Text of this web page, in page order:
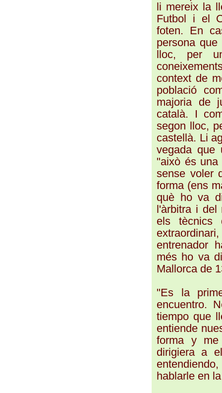
li mereix la
Futbol i el
foten. En
persona
lloc, per
context de
població
majoria de
català. I
segon lloc,
castellà. Li
vegada que
"això és
sense voler
forma (ens
què ho va
l'àrbitra i del
els
entrenador
més ho va
Mallorca de
"Es la
encuentro.
tiempo que
entiende
forma y me
dirigiera a
hablarle en